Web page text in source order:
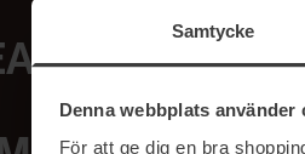
Samtycke
Denna webbplats använder
För att ge dig en bra
I DIN